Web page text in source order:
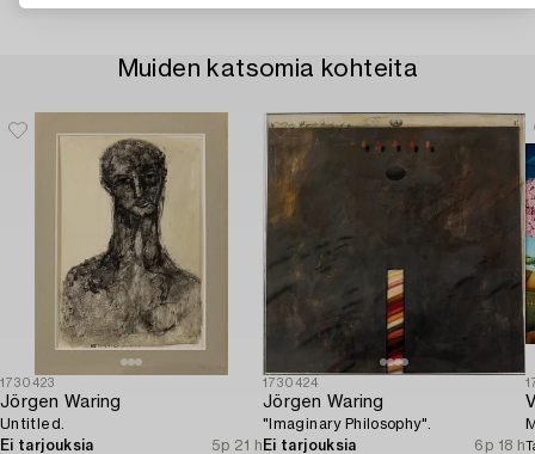
Muiden katsomia kohteita
1730423
Jörgen Waring
Untitled.
Ei tarjouksia
5p 21 h
1730424
Jörgen Waring
"Imaginary Philosophy".
Ei tarjouksia
6p 18 h